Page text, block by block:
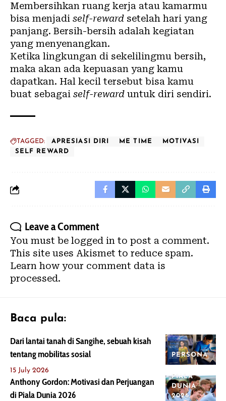
Membersihkan ruang kerja atau kamarmu
bisa menjadi self-reward setelah hari yang
panjang. Bersih-bersih adalah kegiatan
yang menyenangkan.
Ketika lingkungan di sekelilingmu bersih,
maka akan ada kepuasan yang kamu
dapatkan. Hal kecil tersebut bisa kamu
buat sebagai self-reward untuk diri sendiri.
TAGGED: APRESIASI DIRI ME TIME
MOTIVASI
SELF REWARD
Leave a Comment
You must be logged in to post a comment.
This site uses Akismet to reduce spam.
Learn how your comment data is
processed.
Baca pula:
PERSONA
Dari lantai tanah di Sangihe, sebuah kisah
tentang mobilitas sosial
15 July 2026
PIALA
DUNIA
2026
Anthony Gordon: Motivasi dan Perjuangan
di Piala Dunia 2026